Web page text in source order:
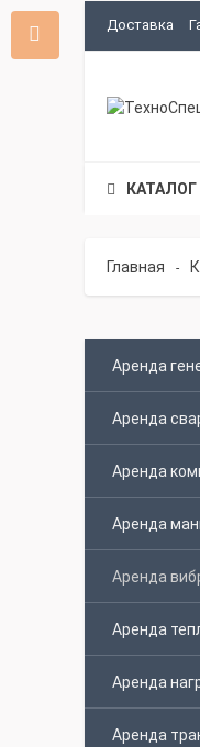
Доставка
Главная -
Аренда
Аренда
Аренда
Аренда
Аренда
Аренда
Аренда
Аренда